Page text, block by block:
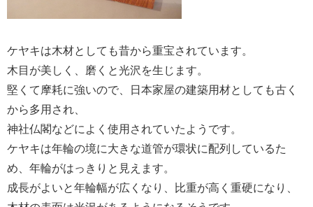
ケヤキは木材としても昔から重宝されています。
木目が美しく、磨くと光沢を生じます。
堅くて摩耗に強いので、日本家屋の建築用材としても古く
から多用され、
神社仏閣などによく使用されていたようです。
ケヤキは年輪の境に大きな道管が環状に配列しているた
め、年輪がはっきりと見えます。
成長がよいと年輪幅が広くなり、比重が高く重硬になり、